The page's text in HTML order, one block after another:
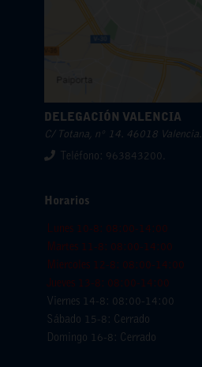
DELEGACIÓN VALENCIA
C/ Totana, nº 14. 46018 Valencia.
Teléfono: 963843200.
Horarios
Lunes 10-8: 08:00-14:00
Martes 11-8: 08:00-14:00
Miercoles 12-8: 08:00-14:00
Jueves 13-8: 08:00-14:00
Viernes 14-8: 08:00-14:00
Sábado 15-8: Cerrado
Domingo 16-8: Cerrado